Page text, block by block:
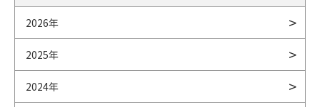
2026年
2025年
2024年